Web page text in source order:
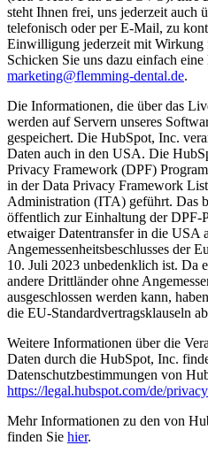
steht Ihnen frei, uns jederzeit auch
telefonisch oder per E-Mail, zu
Einwilligung jederzeit mit
Schicken Sie uns dazu einfach
marketing@flemming-dental.de.
Die Informationen, die über das
werden auf Servern unseres
gespeichert. Die HubSpot, Inc.
Daten auch in den USA. Die
Privacy Framework (DPF)
in der Data Privacy Framework
Administration (ITA) geführt. Das
öffentlich zur Einhaltung der DPF-
etwaiger Datentransfer in die USA
Angemessenheitsbeschlusses der
10. Juli 2023 unbedenklich ist. Da
andere Drittländer ohne
ausgeschlossen werden kann,
die EU-Standardvertragsklauseln
Weitere Informationen über die
Daten durch die HubSpot, Inc.
Datenschutzbestimmungen von
https://legal.hubspot.com/de/
Mehr Informationen zu den von
finden Sie hier.